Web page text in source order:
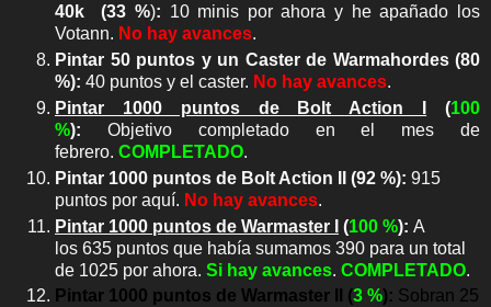
40k
(33 %): 10 minis por ahora y he apañado los
Votann. No hay avances.
Pintar 50 puntos y un Caster de Warmahordes (80
%): 40 puntos y el caster. No hay avances.
Pintar 1000 puntos de Bolt Action I
(100
%): Objetivo completado en el mes de
febrero. COMPLETADO.
Pintar 1000 puntos de Bolt Action II (92 %): 915
puntos por aquí. No hay avances.
Pintar 1000 puntos de Warmaster I
(100 %): A
los 635 puntos que había sumamos 390 para un total
de 1025 por ahora. Si hay avances. COMPLETADO.
Pintar 1000 puntos de Warmaster II (3 %): Sobran 25